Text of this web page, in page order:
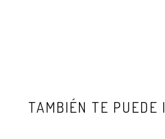
TAMBIÉN TE PUEDE